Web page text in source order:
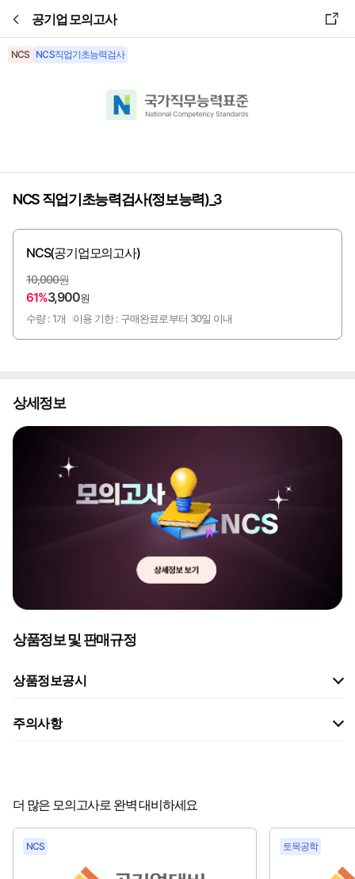
공기업 모의고사
NCS NCS직업기초능력검사
NCS 직업기초능력검사(정보능력)_3
NCS(공기업모의고사)
10,000원
61%3,900원
수량 : 1개
이용 기한 : 구매완료로부터 30일 이내
상세정보
상품정보 및 판매규정
상품정보공시
주의사항
더 많은 모의고사로 완벽 대비하세요
NCS 토목공학